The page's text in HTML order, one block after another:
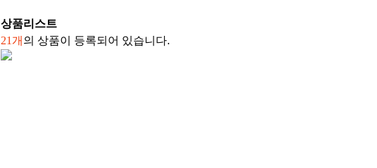
상품리스트
21개 의 상품이 등록되어 있습니다.